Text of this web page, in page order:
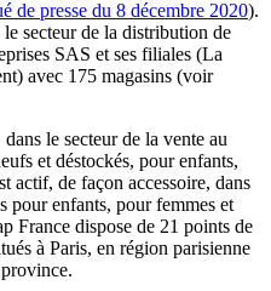
de presse du 8 décembre 2020).
secteur de la distribution de
SAS et ses filiales (La
avec 175 magasins (voir
dans le secteur de la vente au
et déstockés, pour enfants,
actif, de façon accessoire, dans
pour enfants, pour femmes et
France dispose de 21 points de
à Paris, en région parisienne